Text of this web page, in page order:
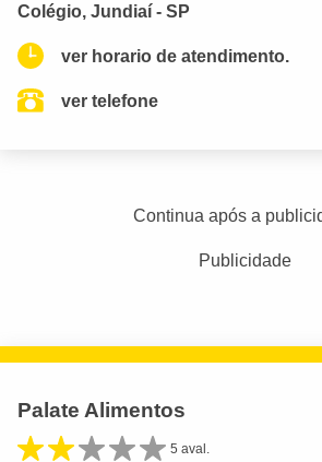
Colégio, Jundiaí - SP
ver horario de atendimento.
ver telefone
Continua após a
Publicidade
Palate Alimentos
5 aval.